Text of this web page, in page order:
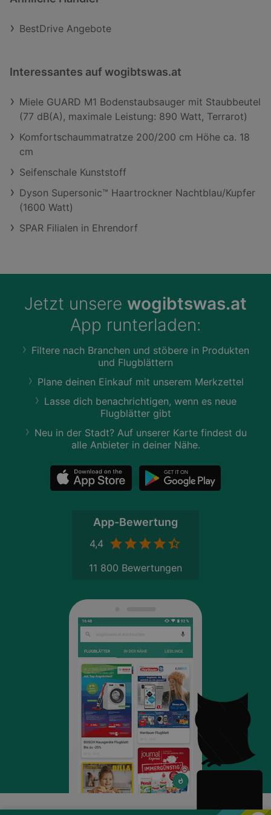
BestDrive Angebote
Interessantes auf wogibtswas.at
Miele GUARD M1 Bodenstaubsauger mit Staubbeutel
(77 dB(A), maximale Leistung: 890 Watt, Terrarot)
Komfortschaummatratze 200/200 cm Höhe ca. 18
cm
Seifenschale Kunststoff
Dyson Supersonic™ Haartrockner Nachtblau/Kupfer
(1600 Watt)
SPAR Filialen in Ehrendorf
Jetzt unsere wogibtswas.at
App runterladen:
Filtere nach Branchen und stöbere in Produkten
und Flugblättern
Plane deinen Einkauf mit unserem Merkzettel
Lasse dich benachrichtigen, wenn es neue
Flugblätter gibt
Neu in der Stadt? Auf unserer Karte findest du
alle Anbieter in deiner Nähe.
App-Bewertung
4,4
11 800 Bewertungen